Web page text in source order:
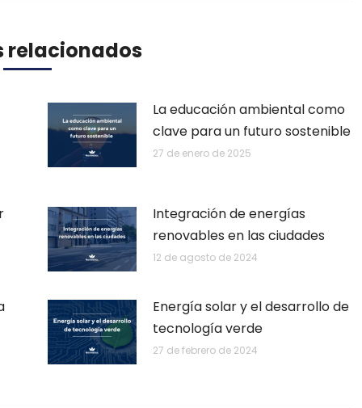
relacionados
La educación ambiental como
clave para un futuro sostenible
27 de enero de 2025
Integración de energías
renovables en las ciudades
12 de agosto de 2024
Energía solar y el desarrollo de
tecnología verde
27 de febrero de 2024